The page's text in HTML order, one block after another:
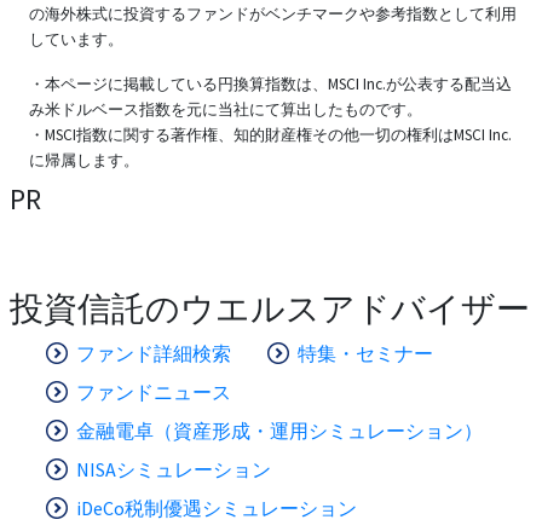
の海外株式に投資するファンドがベンチマークや参考指数として利用
しています。
・本ページに掲載している円換算指数は、MSCI Inc.が公表する配当込
み米ドルベース指数を元に当社にて算出したものです。
・MSCI指数に関する著作権、知的財産権その他一切の権利はMSCI Inc.
に帰属します。
PR
投資信託のウエルスアドバイザー
ファンド詳細検索
特集・セミナー
ファンドニュース
金融電卓（資産形成・運用シミュレーション）
NISAシミュレーション
iDeCo税制優遇シミュレーション